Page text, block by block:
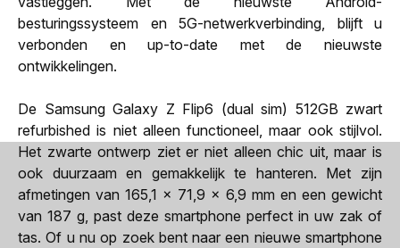
besturingssysteem en 5G-netwerkverbinding, blijft u
verbonden en up-to-date met de nieuwste
ontwikkelingen.
De Samsung Galaxy Z Flip6 (dual sim) 512GB zwart
refurbished is niet alleen functioneel, maar ook stijlvol.
Het zwarte ontwerp ziet er niet alleen chic uit, maar is
ook duurzaam en gemakkelijk te hanteren. Met zijn
afmetingen van 165,1 x 71,9 x 6,9 mm en een gewicht
van 187 g, past deze smartphone perfect in uw zak of
tas. Of u nu op zoek bent naar een nieuwe smartphone